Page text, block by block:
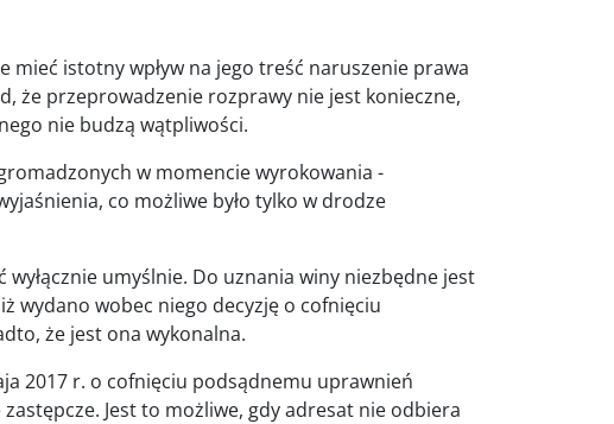
mieć istotny wpływ na jego treść naruszenie prawa
że przeprowadzenie rozprawy nie jest konieczne,
nie budzą wątpliwości.
w momencie wyrokowania -
co możliwe było tylko w drodze
umyślnie. Do uznania winy niezbędne jest
wydano wobec niego decyzję o cofnięciu
że jest ona wykonalna.
2017 r. o cofnięciu podsądnemu uprawnień
Jest to możliwe, gdy adresat nie odbiera